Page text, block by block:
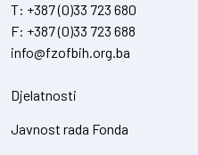
T: +387 (0)33 723 680
F: +387 (0)33 723 688
info@fzofbih.org.ba
Djelatnosti
Javnost rada Fonda